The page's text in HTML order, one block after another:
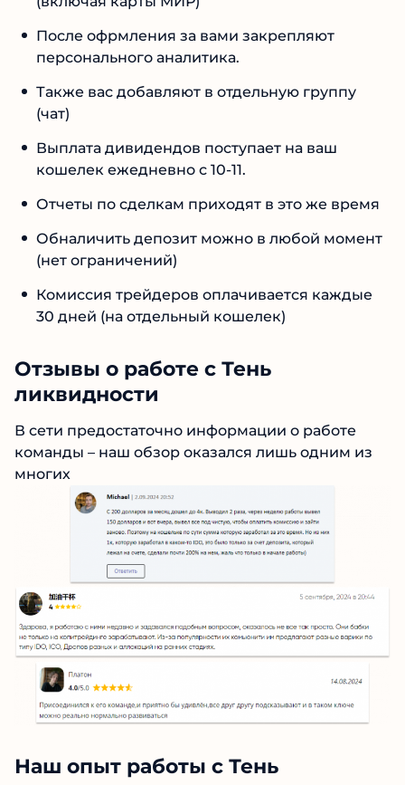
После офрмления за вами закрепляют
персонального аналитика.
Также вас добавляют в отдельную группу
(чат)
Выплата дивидендов поступает на ваш
кошелек ежедневно с 10-11.
Отчеты по сделкам приходят в это же время
Обналичить депозит можно в любой момент
(нет ограничений)
Комиссия трейдеров оплачивается каждые
30 дней (на отдельный кошелек)
Отзывы о работе с Тень
ликвидности
В сети предостаточно информации о работе
команды – наш обзор оказался лишь одним из
многих
Наш опыт работы с Тень